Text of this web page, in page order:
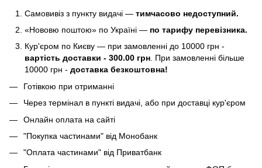
Самовивіз з пункту видачі — тимчасово недоступний.
«Нововю поштою» по Україні — по тарифу перевізника.
Кур'єром по Києву — при замовленні до 10000 грн -
вартість доставки - 300.00 грн. При замовленні більше
10000 грн - доставка безкоштовна!
Готівкою при отриманні
Через термінал в пункті видачі, або при доставці кур'єром
Онлайн оплата на сайті
"Покупка частинами" від Монобанк
"Оплата частинами" від Приватбанк